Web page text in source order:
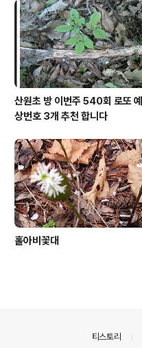
산원초 방 이번주 540회 로또 예
상번호 3개 추천 합니다
홀아비꽃대
티스토리